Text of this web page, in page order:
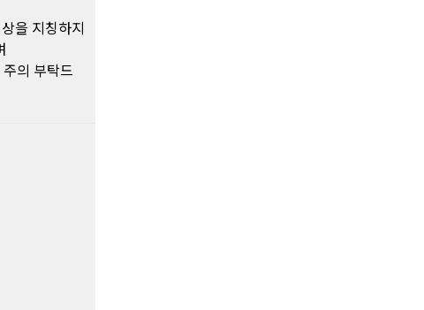
을 지칭하지
의 부탁드